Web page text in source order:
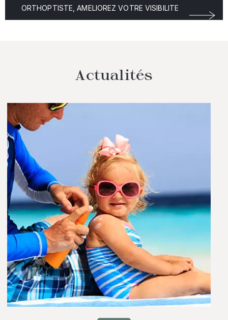
ORTHOPTISTE, AMELIOREZ VOTRE VISIBILITE
Actualités